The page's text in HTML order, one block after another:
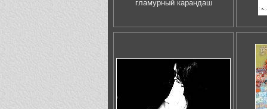
гламурный карандаш